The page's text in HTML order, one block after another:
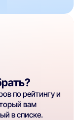
по рейтингу и
вам
в списке.